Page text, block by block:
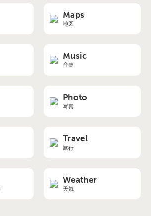
Maps
地図
Music
音楽
Photo
写真
Travel
旅行
Weather
天気